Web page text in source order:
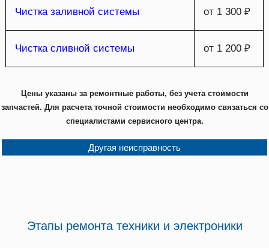
Чистка заливной системы от 1 300 ₽
Чистка сливной системы от 1 200 ₽
Цены указаны за ремонтные работы, без учета стоимости
запчастей. Для расчета точной стоимости необходимо связаться со
специалистами сервисного центра.
Другая неисправность
Этапы ремонта техники и электроники